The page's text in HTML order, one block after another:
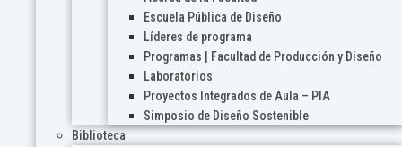
Escuela Pública de Diseño
Líderes de programa
Programas | Facultad de Producción y Diseño
Laboratorios
Proyectos Integrados de Aula – PIA
Simposio de Diseño Sostenible
Biblioteca